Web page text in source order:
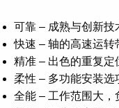
可靠 – 成熟与创新技
快速 – 轴的高速运转
精准 – 出色的重复
柔性 – 多功能安装选
全能 – 工作范围大，